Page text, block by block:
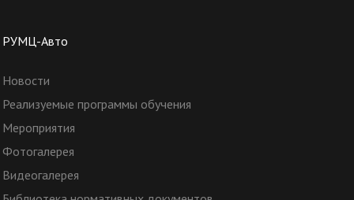
РУМЦ-Авто
Новости
Реализуемые программы обучения
Мероприятия
Фотогалерея
Видеогалерея